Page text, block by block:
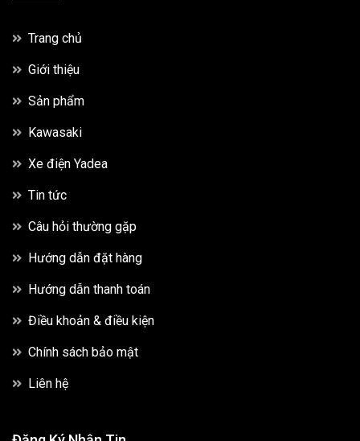
Trang chủ
Giới thiệu
Sản phẩm
Kawasaki
Xe điện Yadea
Tin tức
Câu hỏi thường gặp
Hướng dẫn đặt hàng
Hướng dẫn thanh toán
Điều khoản & điều kiện
Chính sách bảo mật
Liên hệ